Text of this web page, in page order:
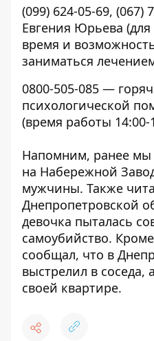
(099) 624-05-69, (067)
Евгения Юрьева (для
время и
заниматься
0800-505-085 —
психологической
(время работы 14:00-
Напомним, ранее мы
на Набережной
мужчины. Также
Днепропетровской
девочка пыталась
самоубийство.
сообщал, что в
выстрелил в соседа,
своей квартире.